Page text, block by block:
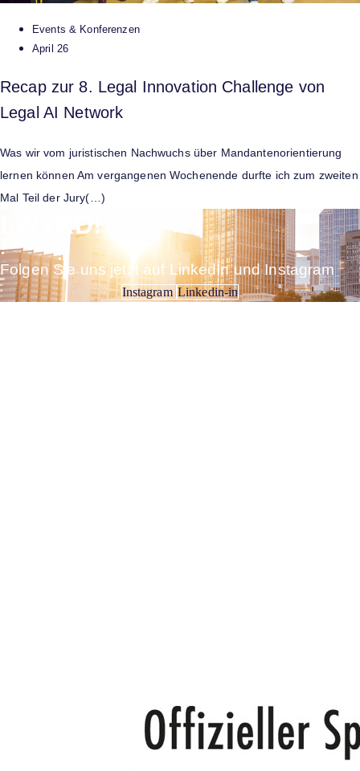
Events & Konferenzen
April 26
Recap zur 8. Legal Innovation Challenge von
Legal AI Network
Was wir vom juristischen Nachwuchs über Mandantenorientierung
lernen können Am vergangenen Wochenende durfte ich zum zweiten
Mal Teil der Jury(…)
LWYRD!
Folgen Sie uns jetzt auf LinkedIn und Instagram
Instagram Linkedin-in